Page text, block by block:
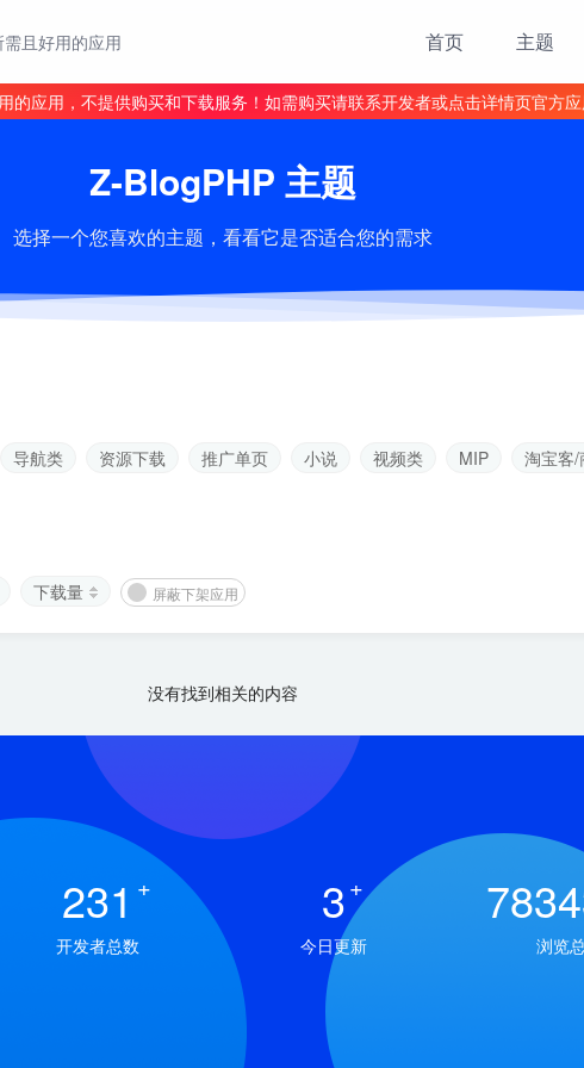
且好用的应用 首页 主题
应用，不提供购买和下载服务！如需购买请联系开发者或点击详情页官方
Z-BlogPHP 主题
选择一个您喜欢的主题，看看它是否适合您的需求
导航类 资源下载 推广单页 小说 视频类 MIP 淘宝客/
下载量 屏蔽下架应用
没有找到相关的内容
231 +
开发者总数
3+
今日更新 浏览